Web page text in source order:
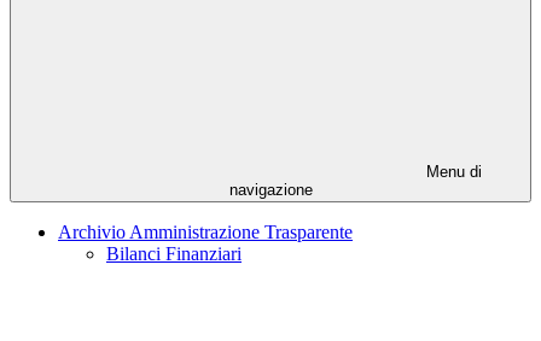
Menu di
navigazione
Archivio Amministrazione Trasparente
Bilanci Finanziari